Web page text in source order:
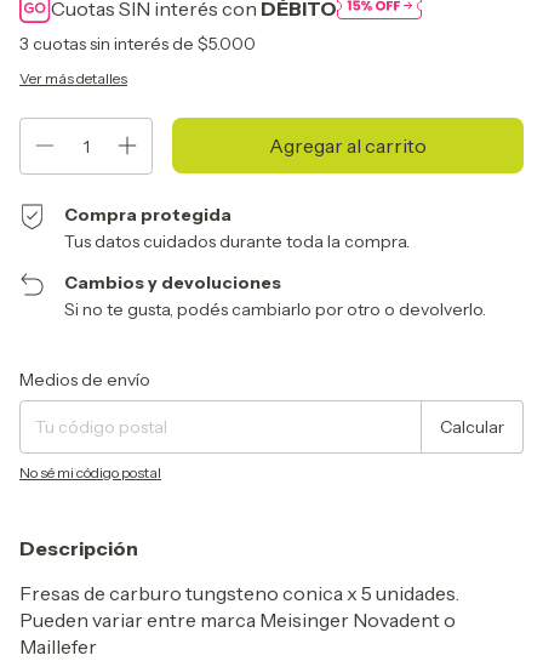
Cuotas SIN interés con DÉBITO
3 cuotas sin interés de $5.000
Ver más detalles
Compra protegida
Tus datos cuidados durante toda la compra.
Cambios y devoluciones
Si no te gusta, podés cambiarlo por otro o devolverlo.
Entregas para el CP:
Medios de envío
Calcular
No sé mi código postal
Descripción
Fresas de carburo tungsteno conica x 5 unidades.
Pueden variar entre marca Meisinger Novadent o
Maillefer